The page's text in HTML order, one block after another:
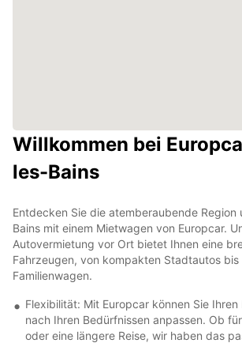
Willkommen bei
les-Bains
Entdecken Sie die atemberaubende Region
Bains mit einem Mietwagen von Europcar.
Autovermietung vor Ort bietet Ihnen eine
Fahrzeugen, von kompakten Stadtautos
Familienwagen.
Flexibilität: Mit Europcar können Sie
nach Ihren Bedürfnissen anpassen. Ob
oder eine längere Reise, wir haben das